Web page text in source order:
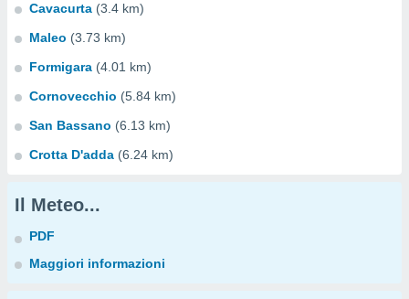
Cavacurta (3.4 km)
Maleo (3.73 km)
Formigara (4.01 km)
Cornovecchio (5.84 km)
San Bassano (6.13 km)
Crotta D'adda (6.24 km)
Il Meteo...
PDF
Maggiori informazioni